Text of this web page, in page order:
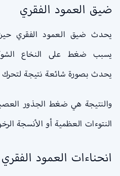
ضيق العمود الفقري
يحدث ضيق العمود الفقري
يسبب ضغط على النخاع
يحدث بصورة شائعة نتيجة لتحرك
والنتيجة هي ضغط الجذور
النتوءات العظمية أو الأنسجة
انحناءات العمود